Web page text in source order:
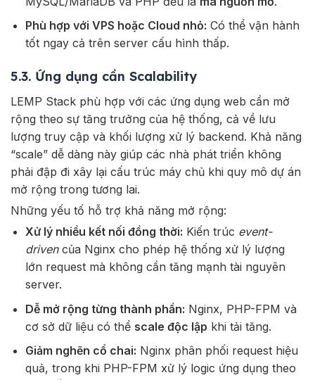
Phù hợp với VPS hoặc Cloud nhỏ: Có thể vận hành
tốt ngay cả trên server cấu hình thấp.
5.3. Ứng dụng cần Scalability
LEMP Stack phù hợp với các ứng dụng web cần mở
rộng theo sự tăng trưởng của hệ thống, cả về lưu
lượng truy cập và khối lượng xử lý backend. Khả năng
“scale” dễ dàng này giúp các nhà phát triển không
phải đập đi xây lại cấu trúc máy chủ khi quy mô dự án
mở rộng trong tương lai.
Những yếu tố hỗ trợ khả năng mở rộng:
Xử lý nhiều kết nối đồng thời: Kiến trúc event-
driven của Nginx cho phép hệ thống xử lý lượng
lớn request mà không cần tăng mạnh tài nguyên
server.
Dễ mở rộng từng thành phần: Nginx, PHP-FPM và
cơ sở dữ liệu có thể scale độc lập khi tải tăng.
Giảm nghẽn cổ chai: Nginx phân phối request hiệu
quả, trong khi PHP-FPM xử lý logic ứng dụng theo